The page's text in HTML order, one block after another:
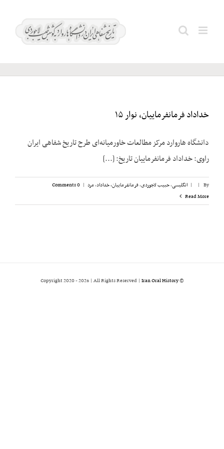
نیروگاه
خداداد فرمانفرماییان، نوار ۱۵
دانشگاه هاروارد مرکز مطالعات خاورمیانه‌ای طرح تاریخ شفاهی ایران
راوی: خداداد فرمانفرماییان تاریخ: [...]
By
|
| انگلیسی,حبیب لاجوردی,فرمانفرماییان، خداداد,مرد |
0 Comments
Read More
© Copyright 2020 -
2026 | All Rights Reserved | Iran Oral History